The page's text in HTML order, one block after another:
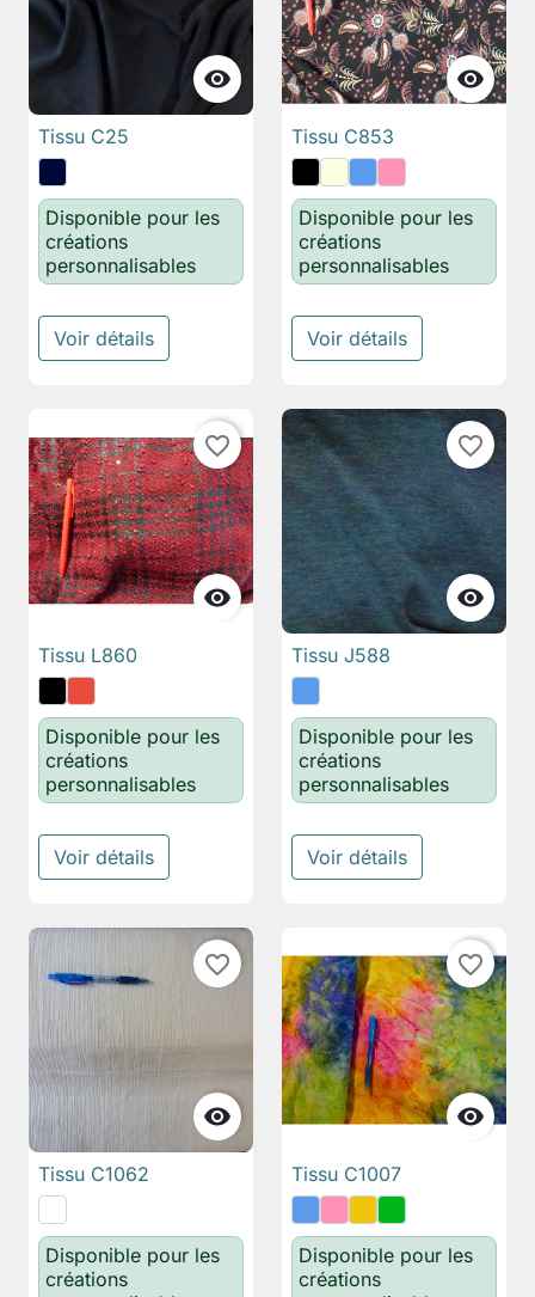

Tissu C25
Disponible pour les
créations
personnalisables
Voir détails

Tissu C853
Disponible pour les
créations
personnalisables
Voir détails

favorite_border
Tissu L860
Disponible pour les
créations
personnalisables
Voir détails

favorite_border
Tissu J588
Disponible pour les
créations
personnalisables
Voir détails

favorite_border
Tissu C1062
Disponible pour les
créations

favorite_border
Tissu C1007
Disponible pour les
créations